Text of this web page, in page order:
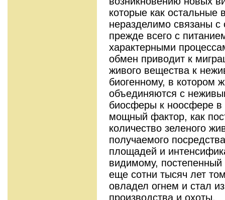
которые как
неразделимо связаны
прежде всего с
характерными
обмен приводит к
живого вещества к
биогенному, в котором
объединяются с
биосферы к ноосфере в
мощный фактор, как
количество зеленого
получаемого
площадей и
видимому,
еще сотни тысяч лет
овладел огнем и стал
производства и охоты.